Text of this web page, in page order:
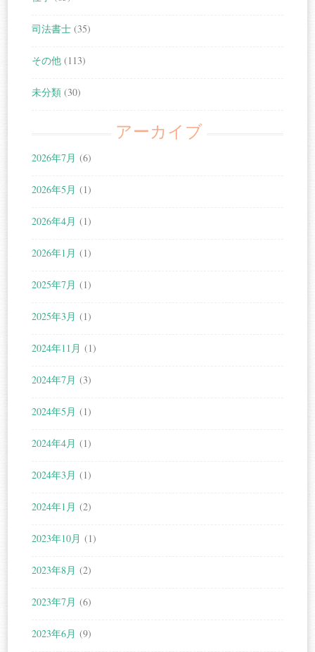
司法書士 (35)
その他 (113)
未分類 (30)
アーカイブ
2026年7月 (6)
2026年5月 (1)
2026年4月 (1)
2026年1月 (1)
2025年7月 (1)
2025年3月 (1)
2024年11月 (1)
2024年7月 (3)
2024年5月 (1)
2024年4月 (1)
2024年3月 (1)
2024年1月 (2)
2023年10月 (1)
2023年8月 (2)
2023年7月 (6)
2023年6月 (9)